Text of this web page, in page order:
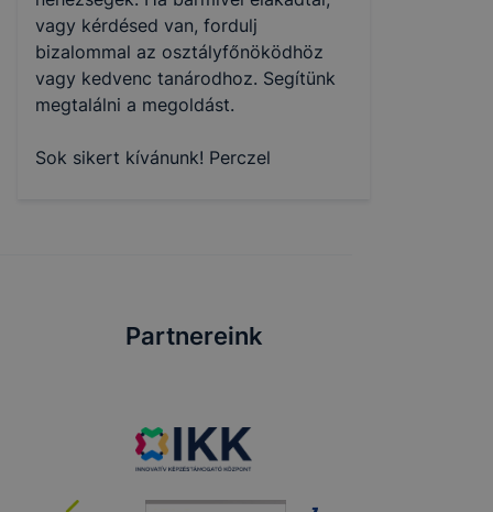
vagy kérdésed van, fordulj
bizalommal az osztályfőnöködhöz
vagy kedvenc tanárodhoz. Segítünk
megtalálni a megoldást.
Sok sikert kívánunk! Perczel
Partnereink